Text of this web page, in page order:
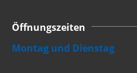
Öffnungszeiten
Montag und Dienstag